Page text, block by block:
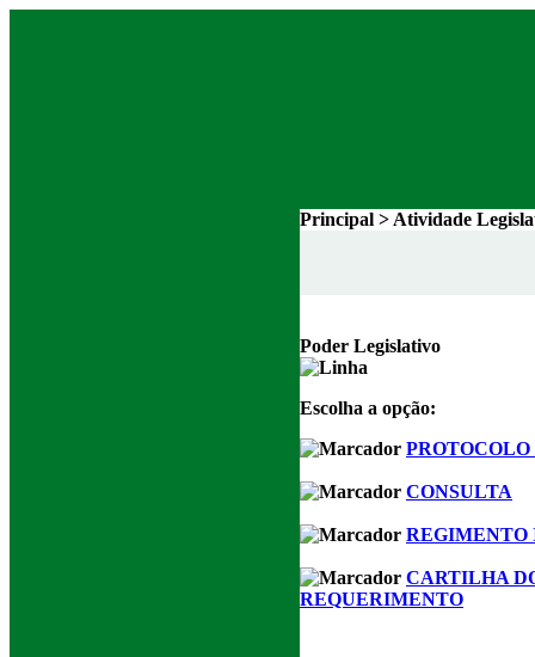
Principal > Atividade
Poder Legislativo
Escolha a opção:
CONSULTA
REGIMENTO
CARTILHA
REQUERIMENTO